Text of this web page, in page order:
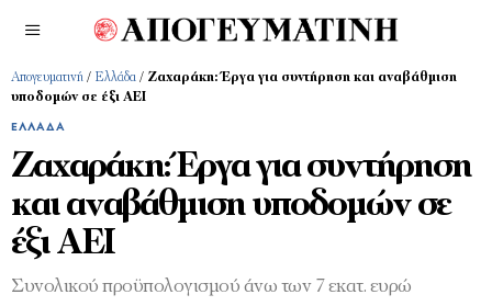
Απογευματινή / Ελλάδα / Ζαχαράκη: Έργα για συντήρηση και αναβάθμιση
υποδομών σε έξι ΑΕΙ
ΕΛΛΆΔΑ
Ζαχαράκη: Έργα για συντήρηση
και αναβάθμιση υποδομών σε
έξι ΑΕΙ
Συνολικού προϋπολογισμού άνω των 7 εκατ. ευρώ